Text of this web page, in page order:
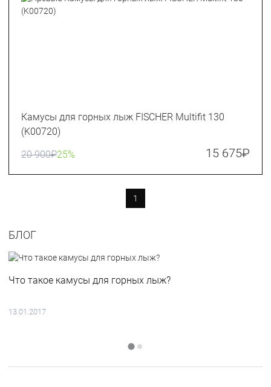
Камусы для горных лыж FISCHER Multifit 130
(K00720)
20 900₽25% 15 675₽
1
БЛОГ
Что такое камусы для горных лыж?
13.01.2017